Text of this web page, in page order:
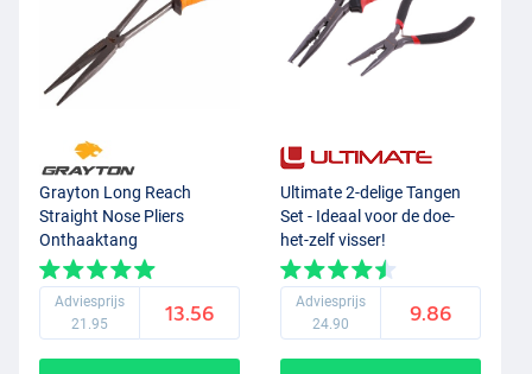
Grayton Long Reach
Straight Nose Pliers
Onthaaktang
Adviesprijs
21.95
13.56
Ultimate 2-delige Tangen
Set - Ideaal voor de doe-
het-zelf visser!
Adviesprijs
24.90
9.86